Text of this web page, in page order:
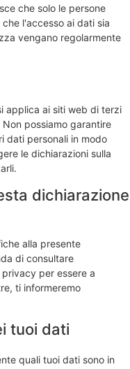
che solo le persone
l'accesso ai dati sia
vengano regolarmente
applica ai siti web di terzi
possiamo garantire
dati personali in modo
le dichiarazioni sulla
dichiarazione
alla presente
di consultare
per essere a
ti informeremo
tuoi dati
quali tuoi dati sono in